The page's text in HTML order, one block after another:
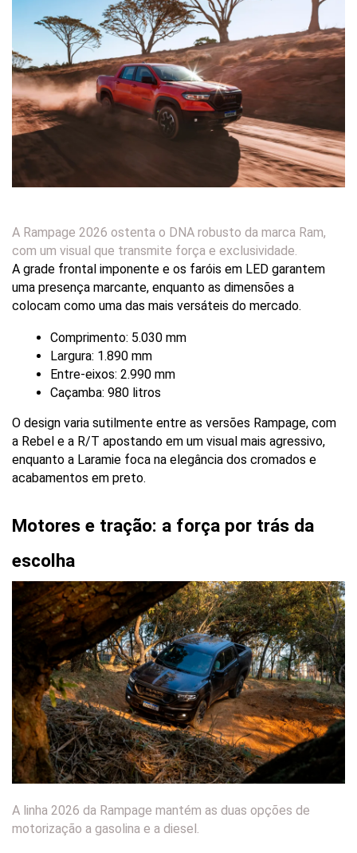
A Rampage 2026 ostenta o DNA robusto da marca Ram,
com um visual que transmite força e exclusividade.
A grade frontal imponente e os faróis em LED garantem
uma presença marcante, enquanto as dimensões a
colocam como uma das mais versáteis do mercado.
Comprimento: 5.030 mm
Largura: 1.890 mm
Entre-eixos: 2.990 mm
Caçamba: 980 litros
O design varia sutilmente entre as versões Rampage, com
a Rebel e a R/T apostando em um visual mais agressivo,
enquanto a Laramie foca na elegância dos cromados e
acabamentos em preto.
Motores e tração: a força por trás da
escolha
A linha 2026 da Rampage mantém as duas opções de
motorização a gasolina e a diesel.